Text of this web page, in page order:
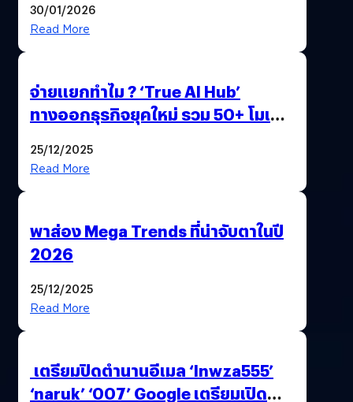
30/01/2026
Read More
จ่ายแยกทำไม ? ‘True AI Hub’
ทางออกธุรกิจยุคใหม่ รวม 50+ โมเดล
25/12/2025
Read More
พาส่อง Mega Trends ที่น่าจับตาในปี
2026
25/12/2025
Read More
เตรียมปิดตำนานอีเมล ‘lnwza555’
‘naruk’ ‘007’ Google เตรียมเปิด